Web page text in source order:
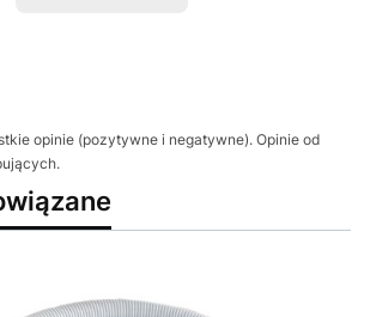
opinie (pozytywne i negatywne). Opinie od